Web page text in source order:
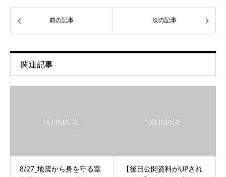
前の記事 次の記事
関連記事
8/27_地震から身を守る室
【後日公開資料がUPされ